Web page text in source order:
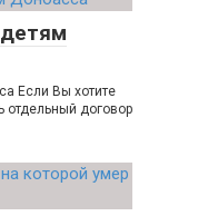
Если Вы хотите
отдельный договор